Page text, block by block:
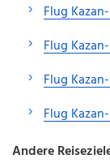
Flug
Flug
Flug
Flug
Andere